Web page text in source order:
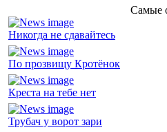
Никогда не сдавайтесь
По прозвищу Кротёнок
Креста на тебе нет
Трубач у ворот зари
Самые